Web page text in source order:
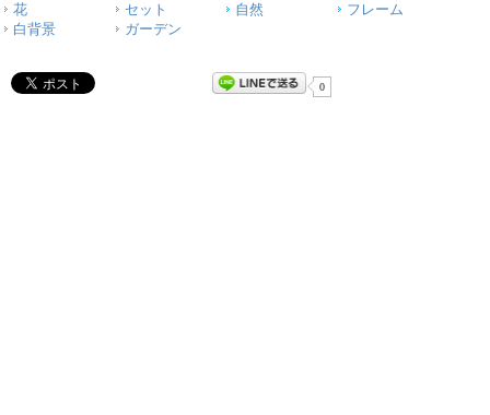
花 セット 自然
フレーム
白背景
ガーデン
0